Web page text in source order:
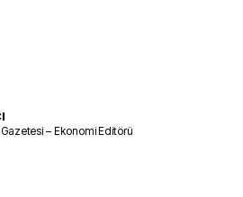
– Ekonomi Editörü